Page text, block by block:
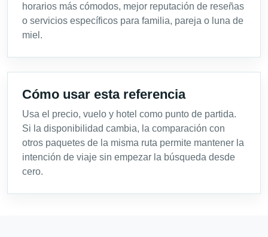
horarios más cómodos, mejor reputación de reseñas
o servicios específicos para familia, pareja o luna de
miel.
Cómo usar esta referencia
Usa el precio, vuelo y hotel como punto de partida.
Si la disponibilidad cambia, la comparación con
otros paquetes de la misma ruta permite mantener la
intención de viaje sin empezar la búsqueda desde
cero.